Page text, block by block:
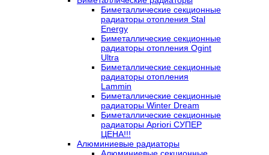
Биметаллические секционные
радиаторы отопления Stal
Energy
Биметаллические секционные
радиаторы отопления Ogint
Ultra
Биметаллические секционные
радиаторы отопления
Lammin
Биметаллические секционные
радиаторы Winter Dream
Биметаллические секционные
радиаторы Apriori СУПЕР
ЦЕНА!!!
Алюминиевые радиаторы